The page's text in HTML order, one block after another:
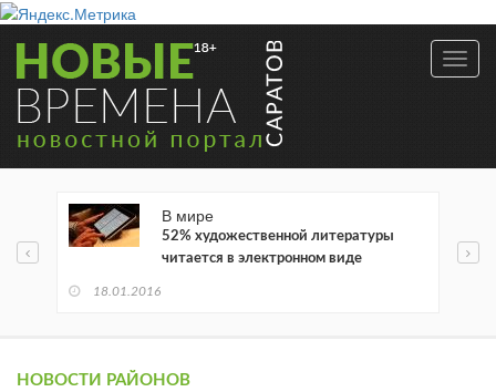
В мире
52% художественной литературы
читается в электронном виде
18.01.2016
НОВОСТИ РАЙОНОВ